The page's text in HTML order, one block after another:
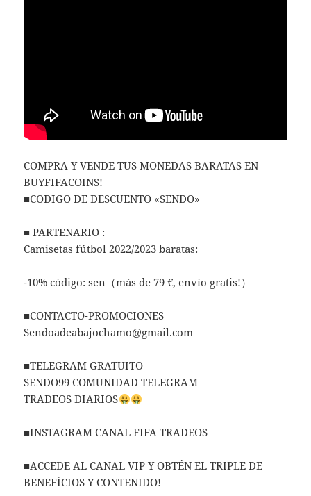
COMPRA Y VENDE TUS MONEDAS BARATAS EN
BUYFIFACOINS!
■CODIGO DE DESCUENTO «SENDO»
■ PARTENARIO :
Camisetas fútbol 2022/2023 baratas:
-10% código: sen（más de 79 €, envío gratis!）
■CONTACTO-PROMOCIONES
Sendoadeabajochamo@gmail.com
■TELEGRAM GRATUITO
SENDO99 COMUNIDAD TELEGRAM
TRADEOS DIARIOS
■INSTAGRAM CANAL FIFA TRADEOS
■ACCEDE AL CANAL VIP Y OBTÉN EL TRIPLE DE
BENEFÍCIOS Y CONTENIDO!